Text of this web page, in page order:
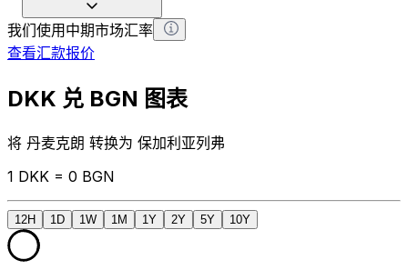
我们使用中期市场汇率
查看汇款报价
DKK 兑 BGN 图表
将 丹麦克朗 转换为 保加利亚列弗
1 DKK = 0 BGN
12H 1D 1W 1M 1Y 2Y 5Y 10Y